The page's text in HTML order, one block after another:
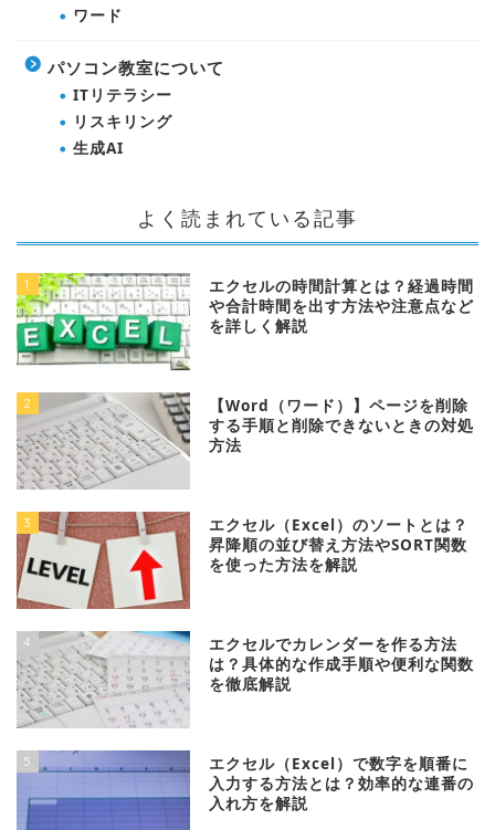
ワード
パソコン教室について
ITリテラシー
リスキリング
生成AI
よく読まれている記事
1
エクセルの時間計算とは？経過時間
や合計時間を出す方法や注意点など
を詳しく解説
2
【Word（ワード）】ページを削除
する手順と削除できないときの対処
方法
3
エクセル（Excel）のソートとは？
昇降順の並び替え方法やSORT関数
を使った方法を解説
4
エクセルでカレンダーを作る方法
は？具体的な作成手順や便利な関数
を徹底解説
5
エクセル（Excel）で数字を順番に
入力する方法とは？効率的な連番の
入れ方を解説